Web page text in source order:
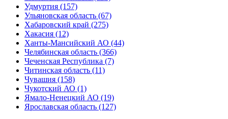
Удмуртия (157)
Ульяновская область (67)
Хабаровский край (275)
Хакасия (12)
Ханты-Мансийский АО (44)
Челябинская область (366)
Чеченская Республика (7)
Читинская область (11)
Чувашия (158)
Чукотский АО (1)
Ямало-Ненецкий АО (19)
Ярославская область (127)